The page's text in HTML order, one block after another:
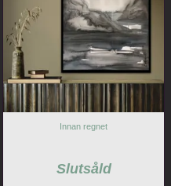
Innan regnet
Slutsåld